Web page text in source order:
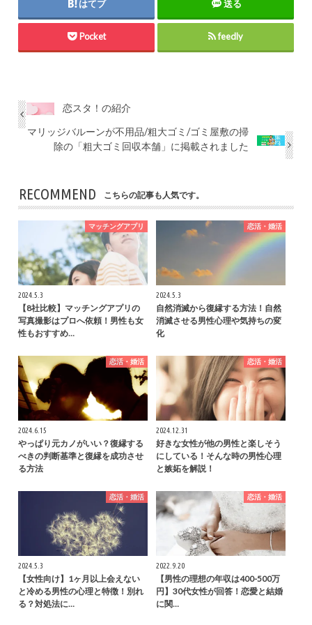
はてブ 送る
Pocket feedly
恋スタ！の紹介
マリッジバルーンが不用品/粗大ゴミ/ゴミ屋敷の掃
除の「粗大ゴミ回収本舗」に掲載されました
RECOMMEND こちらの記事も人気です。
マッチングアプリ
2024.5.3
【8社比較】マッチングアプリの
写真撮影はプロへ依頼！男性も女
性もおすすめ…
恋活・婚活
2024.5.3
自然消滅から復縁する方法！自然
消滅させる男性心理や気持ちの変
化
恋活・婚活
2024.6.15
やっぱり元カノがいい？復縁する
べきの判断基準と復縁を成功させ
る方法
恋活・婚活
2024.12.31
好きな女性が他の男性と楽しそう
にしている！そんな時の男性心理
と嫉妬を解説！
恋活・婚活
2024.5.3
【女性向け】1ヶ月以上会えない
と冷める男性の心理と特徴！別れ
る？対処法に…
恋活・婚活
2022.9.20
【男性の理想の年収は400-500万
円】30代女性が回答！恋愛と結婚
に関…